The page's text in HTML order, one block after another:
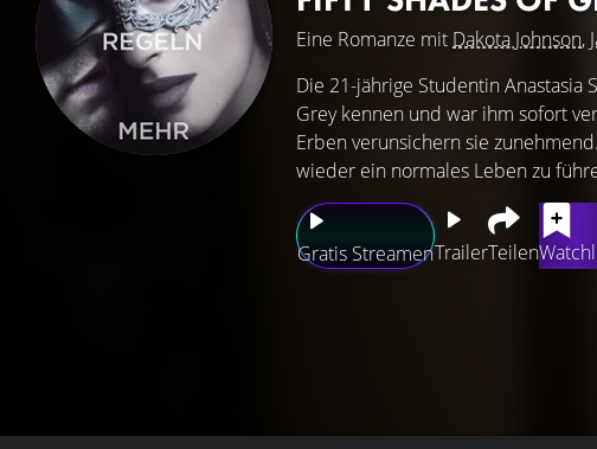
Eine Romanze mit Dakota Johnson,
Gratis StreamenTrailerTeilen
Die 21-jährige Studentin
Grey kennen und war ihm sofort
Erben verunsichern sie
wieder ein normales Leben zu